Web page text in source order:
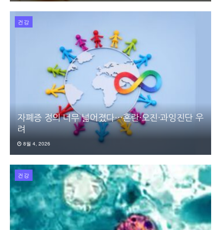
건강
자폐증 정의 너무 넓어졌다…혼란·오진·과잉진단 우
려
8월 4, 2026
건강